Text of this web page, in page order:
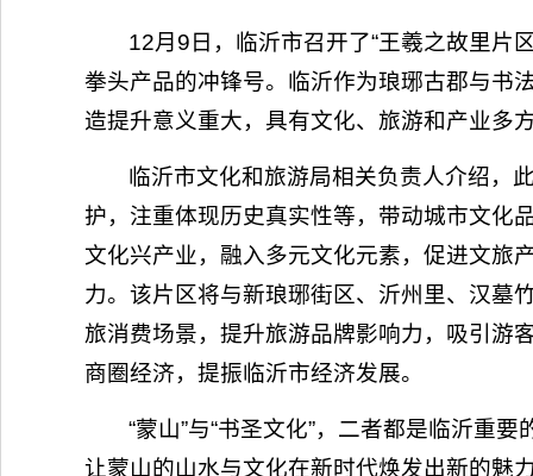
12月9日，临沂市召开了“王羲之故里片
拳头产品的冲锋号。临沂作为琅琊古郡与书
造提升意义重大，具有文化、旅游和产业多
临沂市文化和旅游局相关负责人介绍，
护，注重体现历史真实性等，带动城市文化
文化兴产业，融入多元文化元素，促进文旅
力。该片区将与新琅琊街区、沂州里、汉墓
旅消费场景，提升旅游品牌影响力，吸引游
商圈经济，提振临沂市经济发展。
“蒙山”与“书圣文化”，二者都是临沂重
让蒙山的山水与文化在新时代焕发出新的魅